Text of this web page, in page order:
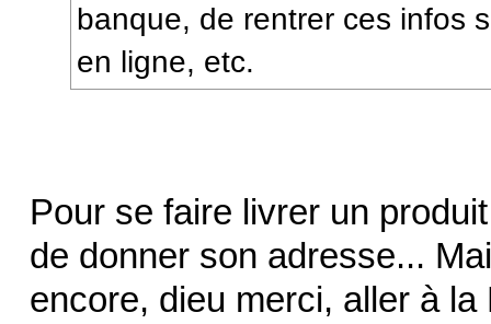
banque, de rentrer ces infos
en ligne, etc.
Pour se faire livrer un
de donner son adresse...
encore, dieu merci, aller à